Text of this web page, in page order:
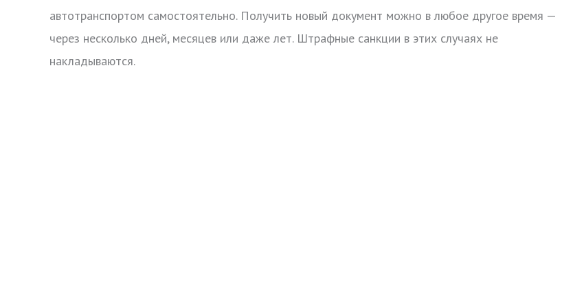
автотранспортом самостоятельно. Получить новый документ можно в любое другое время —
через несколько дней, месяцев или даже лет. Штрафные санкции в этих случаях не
накладываются.